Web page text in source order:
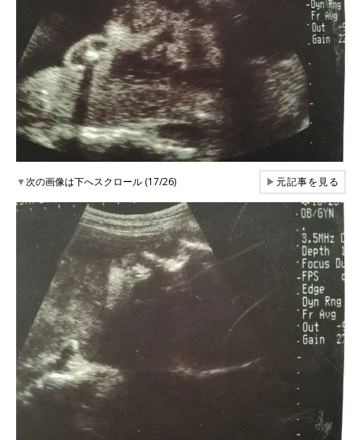
▼次の画像は下へスクロール (17/26) ▶元記事を見る